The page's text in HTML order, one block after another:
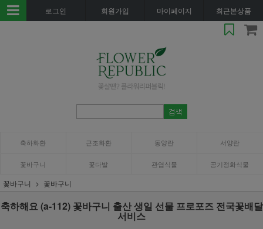
로그인 회원가입 마이페이지 최근본상품
축하화환 근조화환 동양란 서양란
꽃바구니 꽃다발 관엽식물 공기정화식물
꽃바구니 꽃바구니
축하해요 (a-112) 꽃바구니 출산 생일 선물 프로포즈 전국꽃배달
서비스